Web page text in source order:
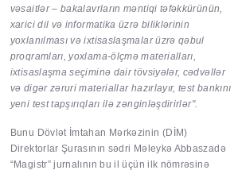
vəsaitlər – bakalavrların məntiqi təfəkkürünün,
xarici dil və informatika üzrə biliklərinin
yoxlanılması və ixtisaslaşmalar üzrə qəbul
proqramları, yoxlama-ölçmə materialları,
ixtisaslaşma seçiminə dair tövsiyələr, cədvəllər
və digər zəruri materiallar hazırlayır, test bankını
yeni test tapşırıqları ilə zənginləşdirirlər".
Bunu Dövlət İmtahan Mərkəzinin (DİM)
Direktorlar Şurasının sədri Məleykə Abbaszadə
“Magistr” jurnalının bu il üçün ilk nömrəsinə